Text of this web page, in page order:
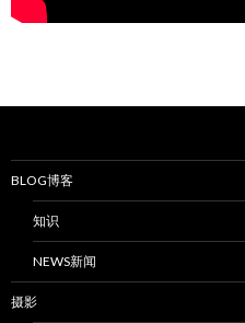
BLOG博客
知识
NEWS新闻
摄影